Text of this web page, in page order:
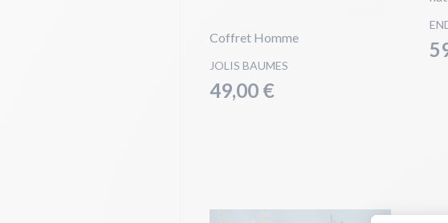
Coffret Homme
JOLIS BAUMES
49,00 €